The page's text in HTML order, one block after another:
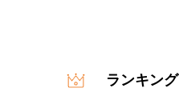
ランキング